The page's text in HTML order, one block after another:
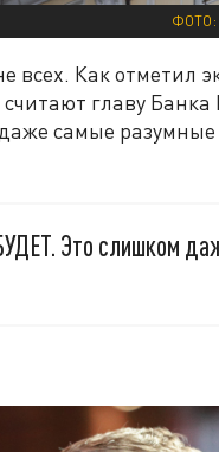
ФОТО:
всех. Как отметил
главу Банка
самые
Это слишком